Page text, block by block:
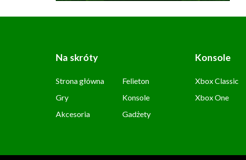
Na skróty
Strona główna
Felieton
Gry
Konsole
Akcesoria
Gadżety
Konsole
Xbox Classic
Xbox One